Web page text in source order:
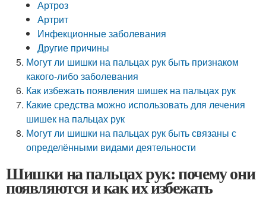
Артроз
Артрит
Инфекционные заболевания
Другие причины
Могут ли шишки на пальцах рук быть признаком
какого-либо заболевания
Как избежать появления шишек на пальцах рук
Какие средства можно использовать для лечения
шишек на пальцах рук
Могут ли шишки на пальцах рук быть связаны с
определёнными видами деятельности
Шишки на пальцах рук: почему они
появляются и как их избежать